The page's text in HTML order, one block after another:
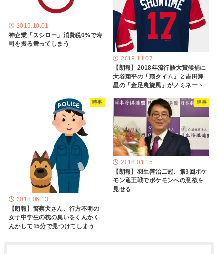
2019.10.01
神企業「スシロー」消費税0%で寿
司を振る舞ってしまう
2018.11.07
【朗報】2018年流行語大賞候補に
大谷翔平の「翔タイム」と吉田輝
星の「金足農旋風」がノミネート
時事
2018.06.13
【朗報】警察犬さん、行方不明の
女子中学生の枕の臭いをくんかく
んかして15分で見つけてしまう
時事
2018.01.15
【朗報】羽生善治二冠、第3回ポケ
モン竜王戦でポケモンへの意欲を
見せる